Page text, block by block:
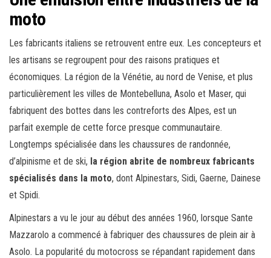
moto
Les fabricants italiens se retrouvent entre eux. Les concepteurs et
les artisans se regroupent pour des raisons pratiques et
économiques. La région de la Vénétie, au nord de Venise, et plus
particulièrement les villes de Montebelluna, Asolo et Maser, qui
fabriquent des bottes dans les contreforts des Alpes, est un
parfait exemple de cette force presque communautaire.
Longtemps spécialisée dans les chaussures de randonnée,
d’alpinisme et de ski, la région abrite de nombreux fabricants
spécialisés dans la moto, dont Alpinestars, Sidi, Gaerne, Dainese
et Spidi.
Alpinestars a vu le jour au début des années 1960, lorsque Sante
Mazzarolo a commencé à fabriquer des chaussures de plein air à
Asolo. La popularité du motocross se répandant rapidement dans